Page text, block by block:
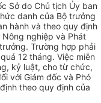
Sở do Chủ tịch Ủy ban
danh của Bộ trưởng
hành và theo quy định
Nông nghiệp và Phát
Trường hợp phải
12 tháng. Việc miễn
kỷ luật, cho từ chức,
với Giám đốc và Phó
theo quy định của